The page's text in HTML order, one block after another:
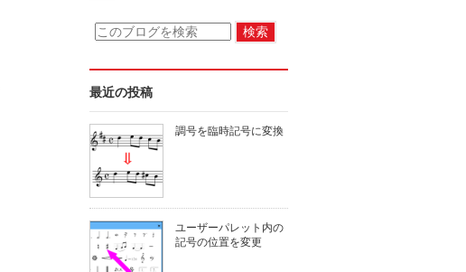
最近の投稿
調号を臨時記号に変換
ユーザーパレット内の
記号の位置を変更